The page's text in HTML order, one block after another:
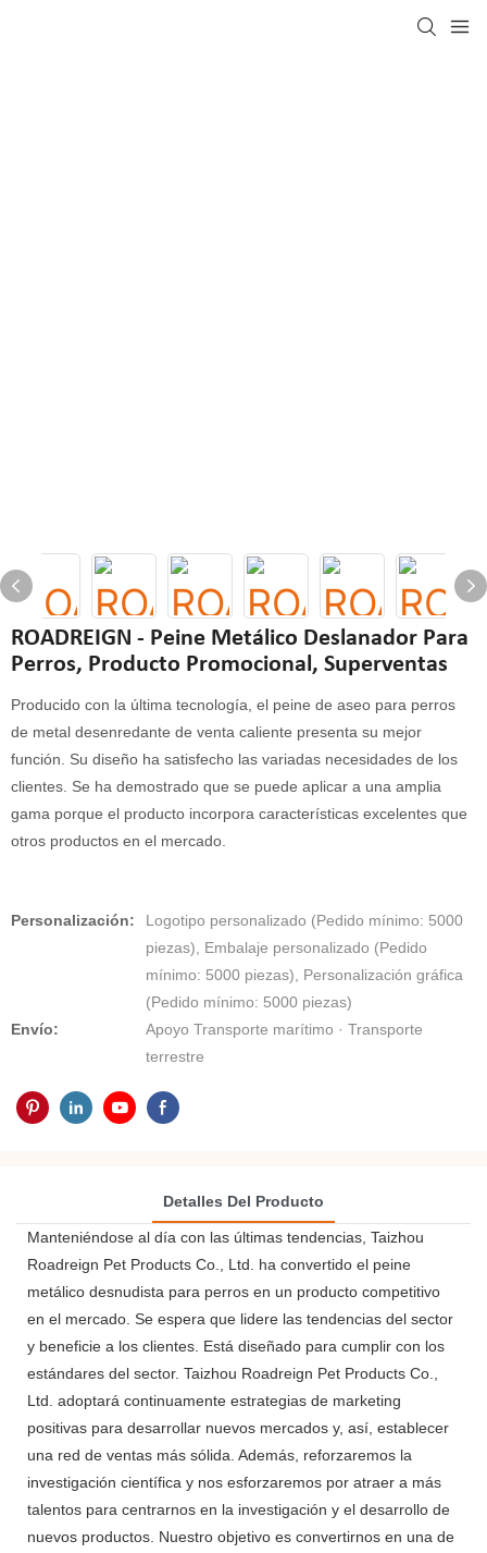
ROADREIGN - Peine Metálico Deslanador Para
Perros, Producto Promocional, Superventas
Producido con la última tecnología, el peine de aseo para perros
de metal desenredante de venta caliente presenta su mejor
función. Su diseño ha satisfecho las variadas necesidades de los
clientes. Se ha demostrado que se puede aplicar a una amplia
gama porque el producto incorpora características excelentes que
otros productos en el mercado.
Personalización:
Logotipo personalizado (Pedido mínimo: 5000
piezas), Embalaje personalizado (Pedido
mínimo: 5000 piezas), Personalización gráfica
(Pedido mínimo: 5000 piezas)
Envío:
Apoyo Transporte marítimo · Transporte
terrestre
Detalles Del Producto
Manteniéndose al día con las últimas tendencias, Taizhou
Roadreign Pet Products Co., Ltd. ha convertido el peine
metálico desnudista para perros en un producto competitivo
en el mercado. Se espera que lidere las tendencias del sector
y beneficie a los clientes. Está diseñado para cumplir con los
estándares del sector. Taizhou Roadreign Pet Products Co.,
Ltd. adoptará continuamente estrategias de marketing
positivas para desarrollar nuevos mercados y, así, establecer
una red de ventas más sólida. Además, reforzaremos la
investigación científica y nos esforzaremos por atraer a más
talentos para centrarnos en la investigación y el desarrollo de
nuevos productos. Nuestro objetivo es convertirnos en una de